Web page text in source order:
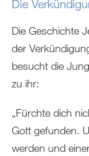
Die
Die Geschichte
der
besucht die
zu ihr:
„Fürchte dich
Gott gefunden.
werden und